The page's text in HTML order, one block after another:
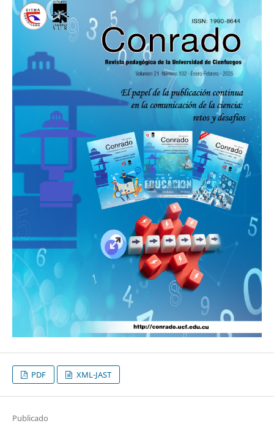
PDF XML-JAST
Publicado